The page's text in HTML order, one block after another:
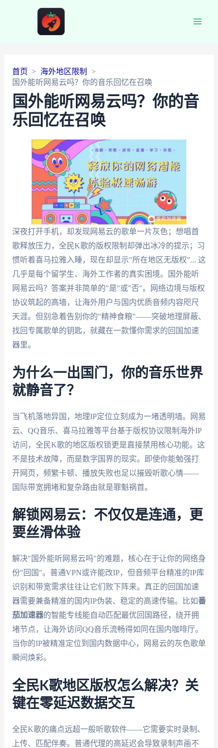
首页
海外地区限制
国外能听网易云吗？你的音乐回忆在召唤
国外能听网易云吗？你的音
乐回忆在召唤
深夜打开手机，却发现网易云的歌单一片灰色；想唱首
歌释放压力，全民K歌的版权限制却弹出冰冷的提示；习
惯听着喜马拉雅入睡，现在却显示"所在地区无版权"... 这
几乎是每个留学生、海外工作者的真实困境。国外能听
网易云吗？答案并非简单的"是"或"否"。网络边境与版权
协议筑起的高墙，让海外用户与国内优质音频内容咫尺
天涯。但别急着告别你的"精神食粮"——突破地理屏蔽、
找回专属歌单的钥匙，就藏在一款懂你需求的回国加速
器里。
为什么一出国门，你的音乐世界
就静音了？
当飞机落地异国，地理IP定位立刻成为一堵透明墙。网易
云、QQ音乐、喜马拉雅等平台基于版权协议限制海外IP
访问，全民K歌的地区版权锁更是直接禁用核心功能。这
不是技术故障，而是数字国界的现实。即使你能勉强打
开网页，频繁卡顿、播放失败也足以摧毁听歌心情——
国际带宽拥堵和复杂路由就是罪魁祸首。
解锁网易云：不仅仅是连通，更
要丝滑体验
解决"国外能听网易云吗"的难题，核心在于让你的网络身
份"回国"。普通VPN或许能改IP，但音频平台精准的IP库
识别和带宽需求往往让它们败下阵来。真正的回国加速
器需要兼备精准的国内IP伪装、稳定的高速传输。比如番
茄加速器的智能专线能自动匹配最优回国路径，绕开拥
堵节点，让海外访问QQ音乐流畅得如同在国内咖啡厅。
当你的IP被精准定位到国内数据中心，网易云的灰色歌单
瞬间焕彩。
全民K歌地区版权怎么解决？关
键在零延迟数据交互
全民K歌的痛点远超一般听歌软件——它需要实时录制、
上传、匹配伴奏。普通代理的高延迟会导致录制声画不